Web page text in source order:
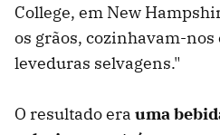
College, em New
os grãos, cozinhavam-nos
leveduras selvagens."
O resultado era uma